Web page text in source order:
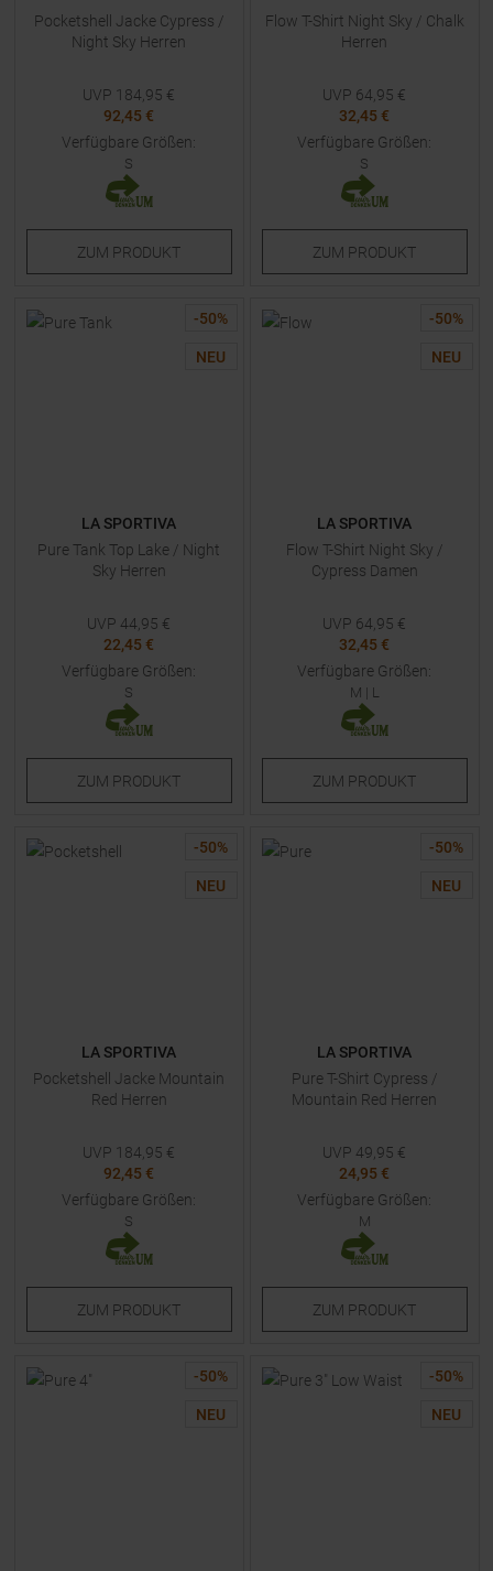
Pocketshell Jacke Cypress /
Night Sky Herren
UVP 184,95 €
92,45 €
Verfügbare Größen:
S
ZUM PRODUKT
Flow T-Shirt Night Sky / Chalk
Herren
UVP 64,95 €
32,45 €
Verfügbare Größen:
S
ZUM PRODUKT
-50%
NEU
LA SPORTIVA
Pure Tank Top Lake / Night
Sky Herren
UVP 44,95 €
22,45 €
Verfügbare Größen:
S
ZUM PRODUKT
-50%
NEU
LA SPORTIVA
Flow T-Shirt Night Sky /
Cypress Damen
UVP 64,95 €
32,45 €
Verfügbare Größen:
M | L
ZUM PRODUKT
-50%
NEU
LA SPORTIVA
Pocketshell Jacke Mountain
Red Herren
UVP 184,95 €
92,45 €
Verfügbare Größen:
S
ZUM PRODUKT
-50%
NEU
LA SPORTIVA
Pure T-Shirt Cypress /
Mountain Red Herren
UVP 49,95 €
24,95 €
Verfügbare Größen:
M
ZUM PRODUKT
-50%
NEU
-50%
NEU